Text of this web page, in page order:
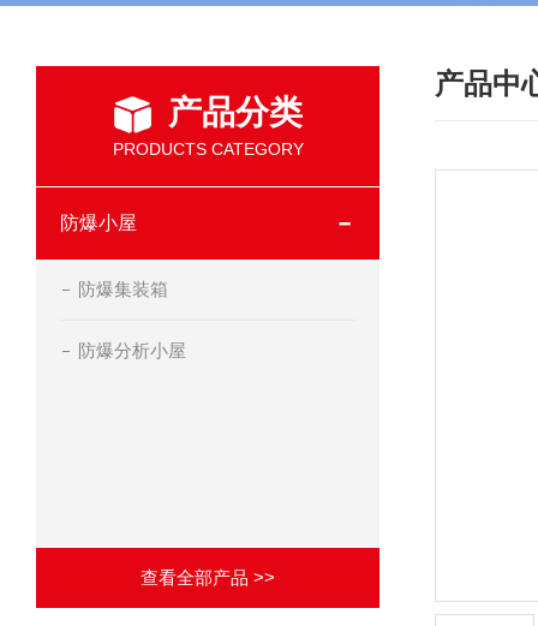
产品分类
PRODUCTS CATEGORY
防爆小屋
防爆集装箱
防爆分析小屋
查看全部产品 >>
产品中